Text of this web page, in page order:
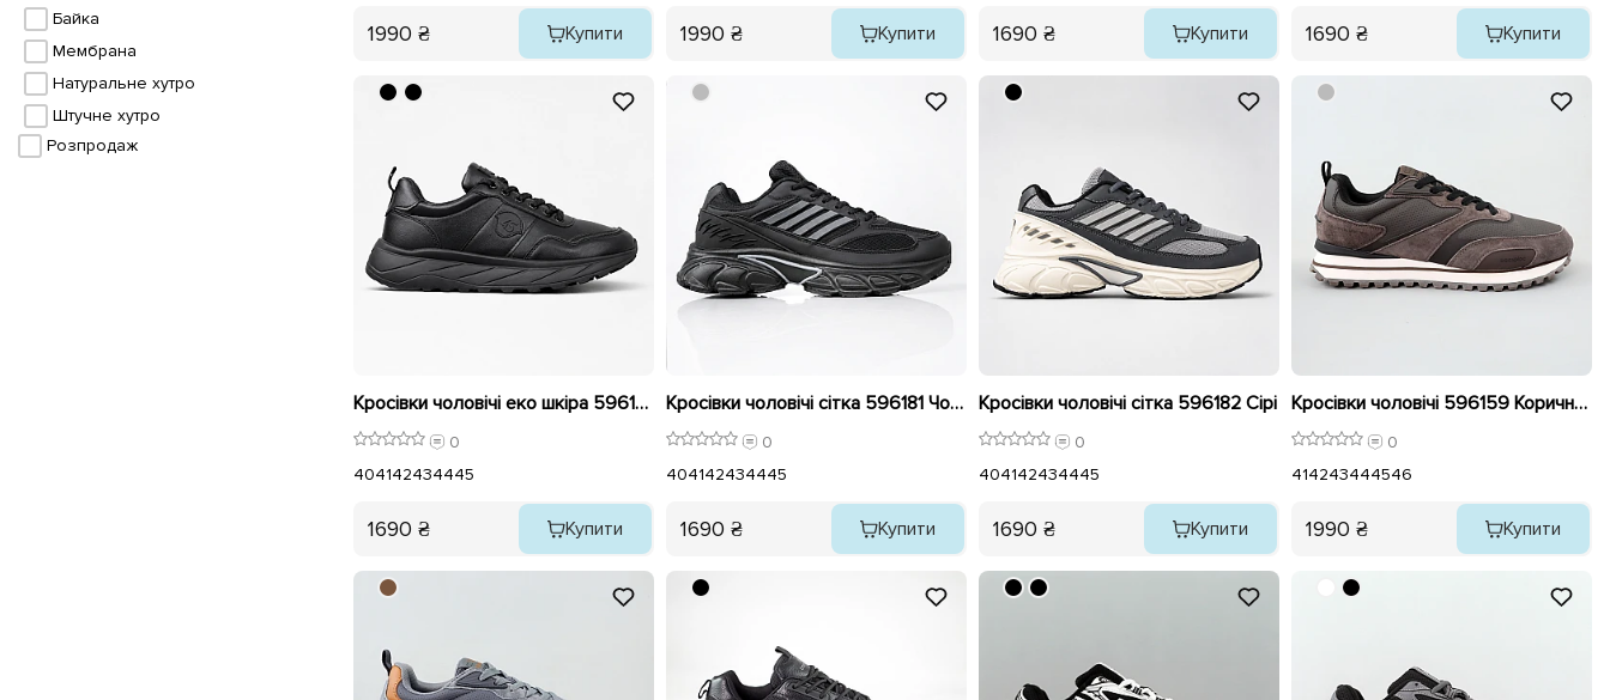
Байка
Мембрана
Натуральне хутро
Штучне хутро
Розпродаж
1990 ₴ Купити 1990 ₴ Купити 1690 ₴ Купити 1690 ₴ Купити
Кросівки чоловічі еко шкіра 596179 Чорні
0
404142434445
1690 ₴ Купити
Кросівки чоловічі сітка 596181 Чорні
0
404142434445
1690 ₴ Купити
Кросівки чоловічі сітка 596182 Сірі
0
404142434445
1690 ₴ Купити
Кросівки чоловічі 596159 Коричневі
0
414243444546
1990 ₴ Купити